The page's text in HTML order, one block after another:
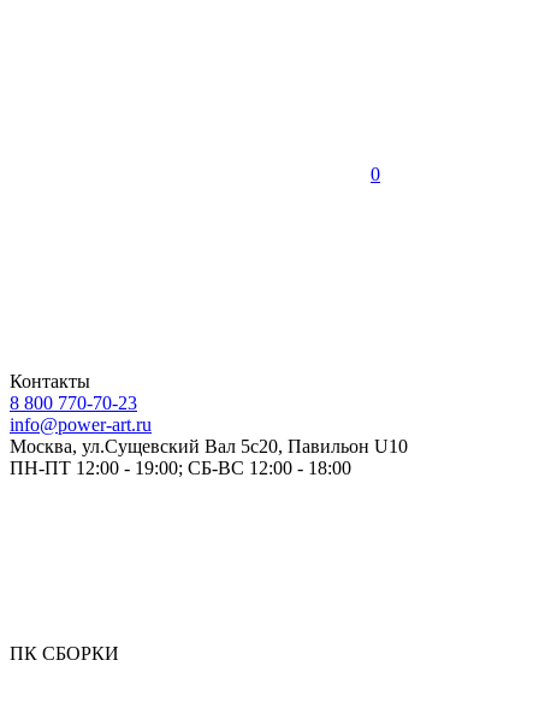
0
Контакты
8 800 770-70-23
info@power-art.ru
Москва, ул.Сущевский Вал 5с20, Павильон U10
ПН-ПТ 12:00 - 19:00; СБ-ВС 12:00 - 18:00
ПК СБОРКИ